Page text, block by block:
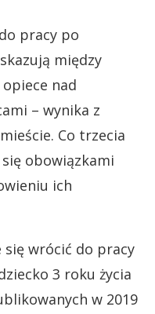
pracy po
między
nad
– wynika z
Co trzecia
obowiązkami
ich
się wrócić do pracy
3 roku życia
w 2019